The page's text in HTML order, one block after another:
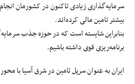
سرمایه‌گذاری زیادی تاکنون در کشورمان انجام
بیشتر تامین مالی کرده‌اند.
بنابراین شایسته است که در حوزه جذب
برنامه‌ریزی قوی داشته باشیم.
ایران به عنوان سرپل تامین در شرق آسیا با